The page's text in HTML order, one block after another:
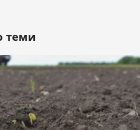
теми